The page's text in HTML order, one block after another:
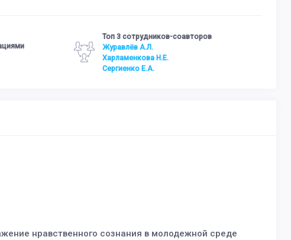
Топ 3 сотрудников-соавторов
Журавлёв А.Л.
Харламенкова Н.Е.
Сергиенко Е.А.
нравственного сознания в молодежной среде